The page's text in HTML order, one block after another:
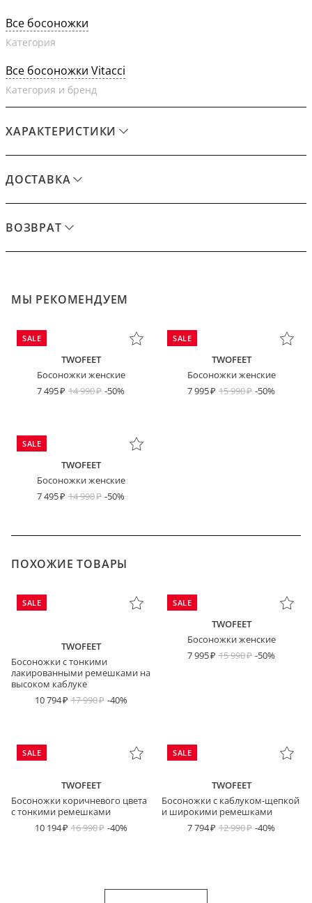
Все босоножки
Категория
Все босоножки Vitacci
Категория и бренд
ХАРАКТЕРИСТИКИ
ДОСТАВКА
ВОЗВРАТ
МЫ РЕКОМЕНДУЕМ
SALE
TWOFEET
Босоножки женские
7 495
14 990 -50%
SALE
TWOFEET
Босоножки женские
7 995
15 990 -50%
SALE
TWOFEET
Босоножки женские
7 495
14 990 -50%
ПОХОЖИЕ ТОВАРЫ
SALE
TWOFEET
Босоножки с тонкими
лакированными ремешками на
высоком каблуке
10 794
17 990 -40%
SALE
TWOFEET
Босоножки женские
7 995
15 990 -50%
SALE
TWOFEET
Босоножки коричневого цвета
с тонкими ремешками
10 194
16 990 -40%
SALE
TWOFEET
Босоножки с каблуком-щепкой
и широкими ремешками
7 794
12 990 -40%